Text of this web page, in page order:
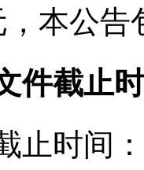
，本公
件截止
止时间